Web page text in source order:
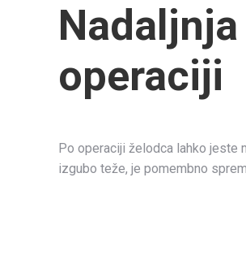
operaciji
Po operaciji želodca lahko jeste
izgubo teže, je pomembno